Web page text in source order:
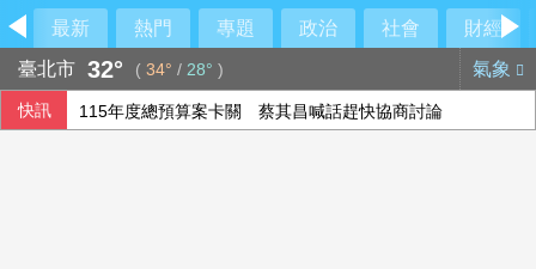
最新 熱門 專題 政治 社會
財經
臺北市 32° ( 34° / 28° ) 氣象
快訊 115年度總預算案卡關 蔡其昌喊話趕快協商討論